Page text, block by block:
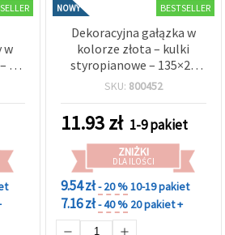
w
2
NOWY BESTSELLER
Dekoracyjna gałązka w
kolorze złota – kulki
styropianowe – 135×25
mm – błyszcząca, lekka i
SKU: 800452
11.93zł 1-9 pakiet
ZNIŻKI
DLA ILOŚCI
9.54 zł- 20 %10-19 pakiet
7.16 zł- 40 % 20 pakiet +